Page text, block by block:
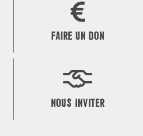
FAIRE UN DON
NOUS INVITER